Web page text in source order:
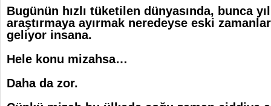
Bugünün hızlı tüketilen dünyasında, bunca
araştırmaya ayırmak neredeyse eski
geliyor insana.
Hele konu mizahsa…
Daha da zor.